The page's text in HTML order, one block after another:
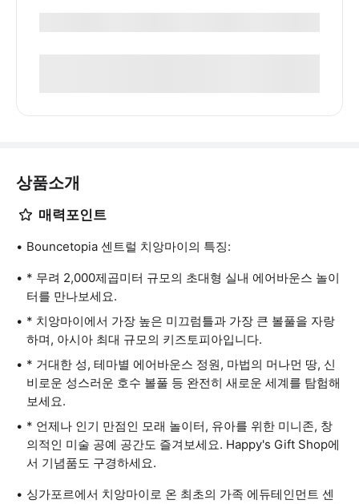
상품소개
매력포인트
Bouncetopia 센트럴 치앙마이의 특징:
* 무려 2,000제곱미터 규모의 초대형 실내 에어바운스 놀이
터를 만나보세요.
* 치앙마이에서 가장 높은 미끄럼틀과 가장 큰 볼풀을 자랑
하며, 아시아 최대 규모의 키즈토피아입니다.
* 거대한 성, 테마별 에어바운스 정원, 마법의 머나먼 땅, 신
비로운 성스러운 호수 볼풀 등 완전히 새로운 세계를 탐험해
보세요.
* 언제나 인기 만점인 모래 놀이터, 유아를 위한 미니존, 창
의적인 미술 공예 공간도 즐겨보세요. Happy's Gift Shop에
서 기념품도 구경하세요.
싱가포르에서 치앙마이로 온 최초의 가족 에듀테인먼트 센